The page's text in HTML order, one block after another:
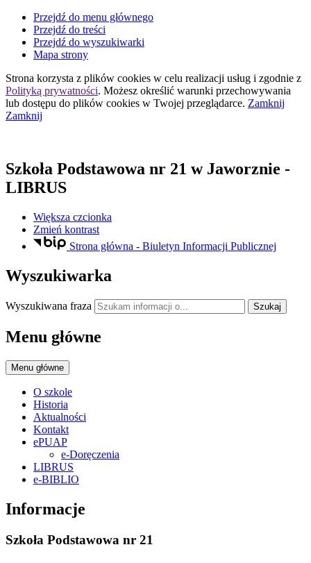
Przejdź do menu głównego
Przejdź do treści
Przejdź do wyszukiwarki
Mapa strony
Strona korzysta z plików cookies w celu realizacji usług i zgodnie z
Polityką prywatności. Możesz określić warunki przechowywania
lub dostępu do plików cookies w Twojej przeglądarce. Zamknij
Zamknij
Szkoła Podstawowa nr 21 w Jaworznie -
LIBRUS
Większa czcionka
Zmień kontrast
Strona główna - Biuletyn Informacji Publicznej
Wyszukiwarka
Wyszukiwana fraza Szukaj
Menu główne
Menu główne
O szkole
Historia
Aktualności
Kontakt
ePUAP
e-Doręczenia
LIBRUS
e-BIBLIO
Informacje
Szkoła Podstawowa nr 21